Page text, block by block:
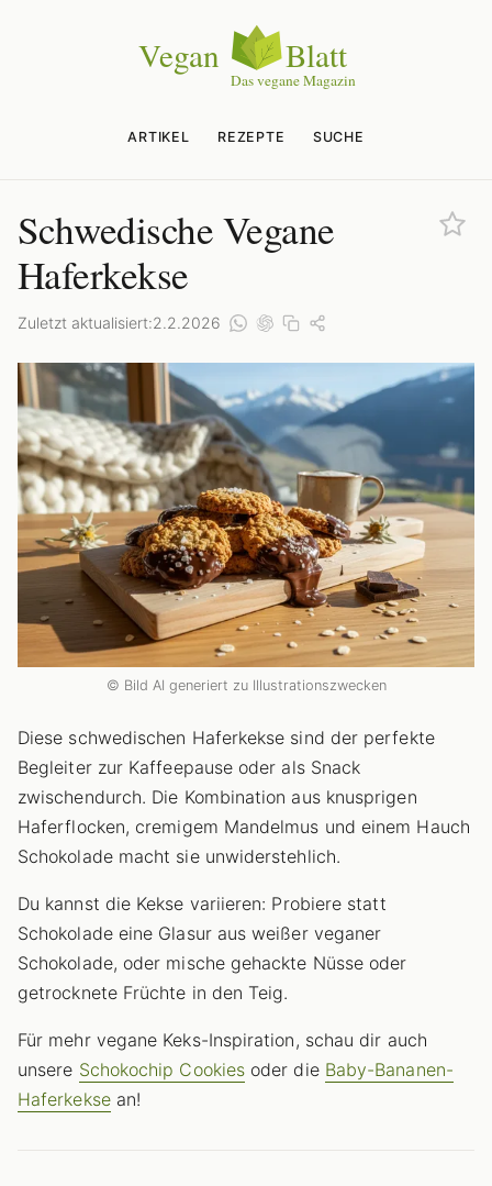
ARTIKEL REZEPTE SUCHE
Schwedische Vegane
Haferkekse
Zuletzt aktualisiert:2.2.2026
© Bild AI generiert zu Illustrationszwecken
Diese schwedischen Haferkekse sind der perfekte
Begleiter zur Kaffeepause oder als Snack
zwischendurch. Die Kombination aus knusprigen
Haferflocken, cremigem Mandelmus und einem Hauch
Schokolade macht sie unwiderstehlich.
Du kannst die Kekse variieren: Probiere statt
Schokolade eine Glasur aus weißer veganer
Schokolade, oder mische gehackte Nüsse oder
getrocknete Früchte in den Teig.
Für mehr vegane Keks-Inspiration, schau dir auch
unsere Schokochip Cookies oder die Baby-Bananen-
Haferkeksean!